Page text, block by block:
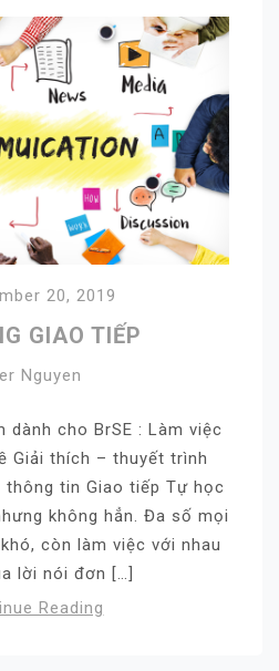
20, 2019
GIAO TIẾP
Nguyen
dành cho BrSE : Làm việc
Giải thích – thuyết trình
thông tin Giao tiếp Tự học
không hẳn. Đa số mọi
còn làm việc với nhau
lời nói đơn […]
Reading